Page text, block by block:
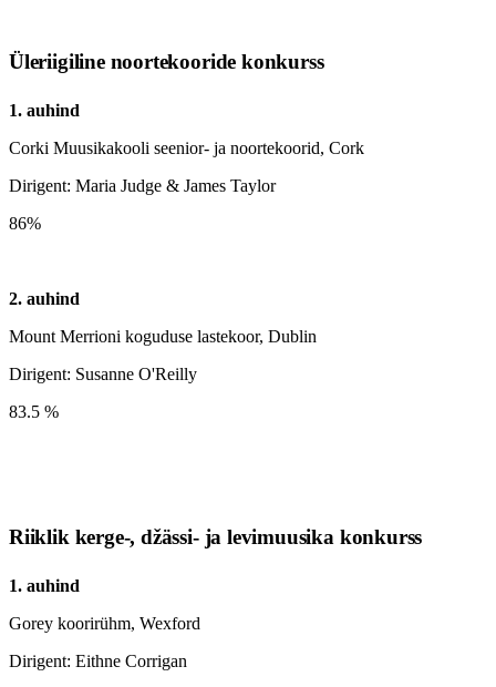
Üleriigiline noortekooride konkurss
1. auhind
Corki Muusikakooli seenior- ja noortekoorid, Cork
Dirigent: Maria Judge & James Taylor
86%
2. auhind
Mount Merrioni koguduse lastekoor, Dublin
Dirigent: Susanne O'Reilly
83.5 %
Riiklik kerge-, džässi- ja levimuusika konkurss
1. auhind
Gorey koorirühm, Wexford
Dirigent: Eithne Corrigan